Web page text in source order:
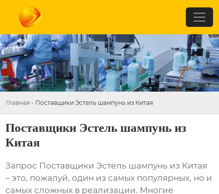
Главная - Поставщики Эстель шампунь из Китая
Поставщики Эстель шампунь из
Китая
Запрос Поставщики Эстель шампунь из Китая
– это, пожалуй, один из самых популярных, но и
самых сложных в реализации. Многие